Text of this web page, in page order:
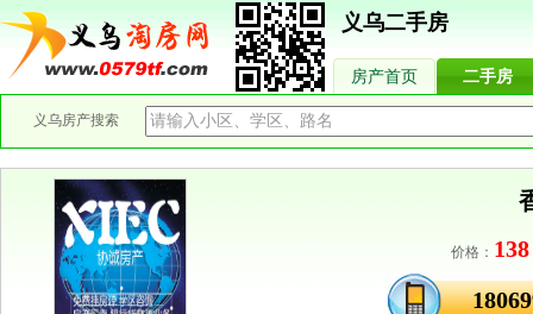
义乌二手房
房产首页 二手房
义乌房产搜索
价格： 138